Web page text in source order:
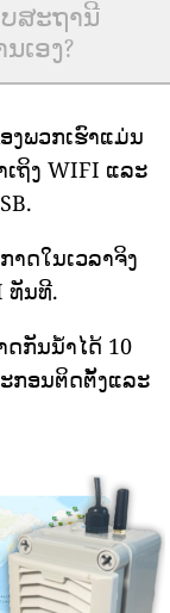
ສະຖານີ
ເອງ?
ງພວກເຮົາແມ່ນ
ຖິງ WIFI ແລະ
ດໃນເວລາຈິງ
ທັນທີ.
ກັນນ້ໍາໄດ້ 10
ກອນຕິດຕັ້ງແລະ